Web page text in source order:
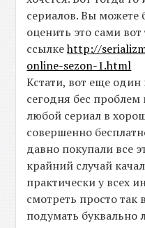
сериалов. Вы можете
оценить это сами вот
ссылкеhttp://
online-sezon-1.html
Кстати, вот еще один
сегодня бес
любой сериал в
совершенно
давно покупали все
крайний случай
практически у всех
смотреть просто
подумать буквально